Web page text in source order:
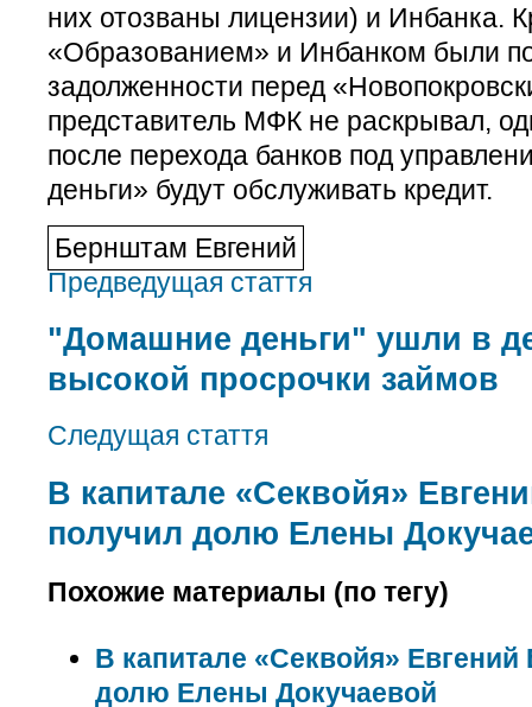
них отозваны лицензии) и Инбанка.
«Образованием» и Инбанком были
задолженности перед
представитель МФК не раскрывал,
после перехода банков под
деньги» будут обслуживать кредит.
Бернштам Евгений
Предведущая стаття
"Домашние деньги" ушли в
высокой просрочки займов
Следущая стаття
В капитале «Секвойя»
получил долю Елены
Похожие материалы (по тегу)
В капитале «Секвойя»
долю Елены Докучаевой